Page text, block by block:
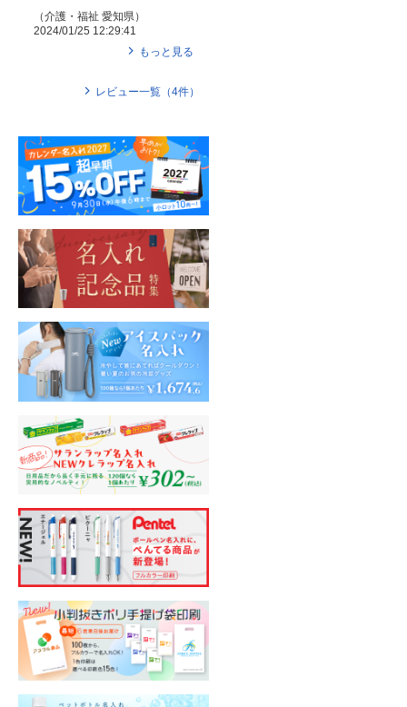
（介護・福祉 愛知県 ）
2024/01/25 12:29:41
もっと見る
レビュー一覧（4件）